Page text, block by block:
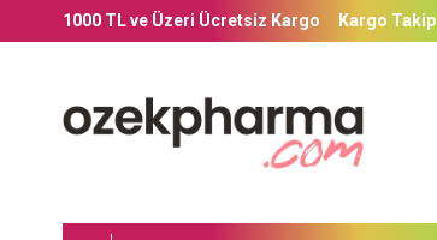
1000 TL ve Üzeri Ücretsiz Kargo Kargo Takip